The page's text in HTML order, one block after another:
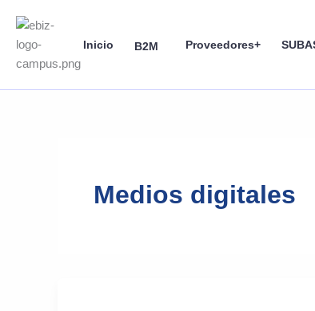
content
Inicio B2M Proveedores+
Medios digitales